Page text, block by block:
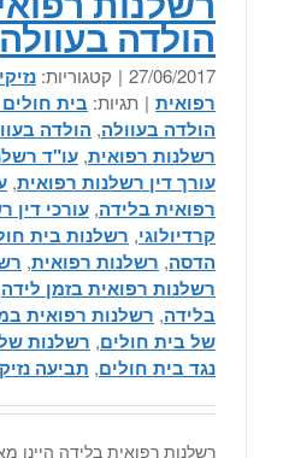
הולדה בעוולה
27/06/2017
| קטגוריות:
רפואית | תגיות: בית
הולדה בעוולה, הולדה
רשלנות רפואית, עו"ד
עורך דין רשלנות רפואית,
רפואית בלידה, עורכי דין
קרדיולוגי, רשלנות בית
הדסה, רשלנות רפואית,
רשלנות רפואית בזמן לידה
בלידה, רשלנות רפואית
של בית חולים, רשלנות
נגד בית חולים, תביעה
רשלנות רפואית בלידה